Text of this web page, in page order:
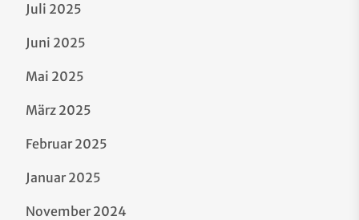
Juli 2025
Juni 2025
Mai 2025
März 2025
Februar 2025
Januar 2025
November 2024